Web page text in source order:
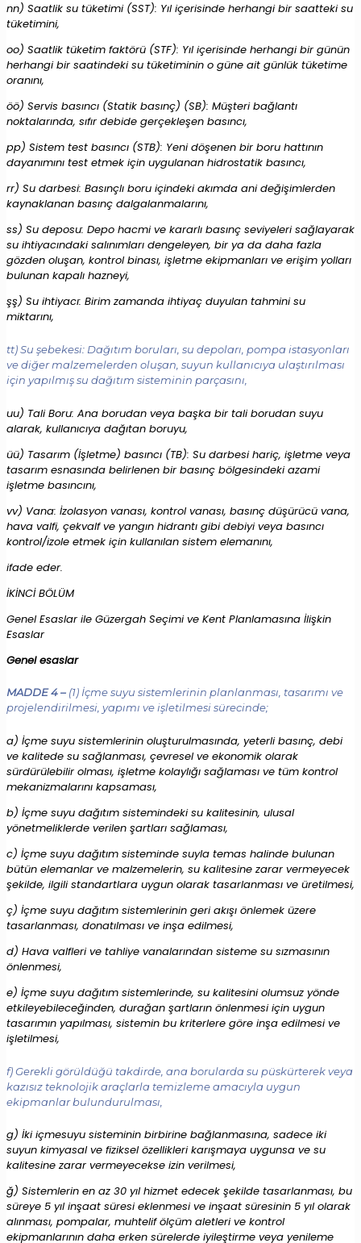
nn) Saatlik su tüketimi (SST): Yıl içerisinde herhangi bir saatteki su
tüketimini,
oo) Saatlik tüketim faktörü (STF): Yıl içerisinde herhangi bir günün
herhangi bir saatindeki su tüketiminin o güne ait günlük tüketime
oranını,
öö) Servis basıncı (Statik basınç) (SB): Müşteri bağlantı
noktalarında, sıfır debide gerçekleşen basıncı,
pp) Sistem test basıncı (STB): Yeni döşenen bir boru hattının
dayanımını test etmek için uygulanan hidrostatik basıncı,
rr) Su darbesi: Basınçlı boru içindeki akımda ani değişimlerden
kaynaklanan basınç dalgalanmalarını,
ss) Su deposu: Depo hacmi ve kararlı basınç seviyeleri sağlayarak
su ihtiyacındaki salınımları dengeleyen, bir ya da daha fazla
gözden oluşan, kontrol binası, işletme ekipmanları ve erişim yolları
bulunan kapalı hazneyi,
şş) Su ihtiyacı: Birim zamanda ihtiyaç duyulan tahmini su
miktarını,
tt) Su şebekesi: Dağıtım boruları, su depoları, pompa istasyonları
ve diğer malzemelerden oluşan, suyun kullanıcıya ulaştırılması
için yapılmış su dağıtım sisteminin parçasını,
uu) Tali Boru: Ana borudan veya başka bir tali borudan suyu
alarak, kullanıcıya dağıtan boruyu,
üü) Tasarım (İşletme) basıncı (TB): Su darbesi hariç, işletme veya
tasarım esnasında belirlenen bir basınç bölgesindeki azami
işletme basıncını,
vv) Vana: İzolasyon vanası, kontrol vanası, basınç düşürücü vana,
hava valfi, çekvalf ve yangın hidrantı gibi debiyi veya basıncı
kontrol/izole etmek için kullanılan sistem elemanını,
ifade eder.
İKİNCİ BÖLÜM
Genel Esaslar ile Güzergah Seçimi ve Kent Planlamasına İlişkin
Esaslar
Genel esaslar
MADDE 4 – (1) İçme suyu sistemlerinin planlanması, tasarımı ve
projelendirilmesi, yapımı ve işletilmesi sürecinde;
a) İçme suyu sistemlerinin oluşturulmasında, yeterli basınç, debi
ve kalitede su sağlanması, çevresel ve ekonomik olarak
sürdürülebilir olması, işletme kolaylığı sağlaması ve tüm kontrol
mekanizmalarını kapsaması,
b) İçme suyu dağıtım sistemindeki su kalitesinin, ulusal
yönetmeliklerde verilen şartları sağlaması,
c) İçme suyu dağıtım sisteminde suyla temas halinde bulunan
bütün elemanlar ve malzemelerin, su kalitesine zarar vermeyecek
şekilde, ilgili standartlara uygun olarak tasarlanması ve üretilmesi,
ç) İçme suyu dağıtım sistemlerinin geri akışı önlemek üzere
tasarlanması, donatılması ve inşa edilmesi,
d) Hava valfleri ve tahliye vanalarından sisteme su sızmasının
önlenmesi,
e) İçme suyu dağıtım sistemlerinde, su kalitesini olumsuz yönde
etkileyebileceğinden, durağan şartların önlenmesi için uygun
tasarımın yapılması, sistemin bu kriterlere göre inşa edilmesi ve
işletilmesi,
f) Gerekli görüldüğü takdirde, ana borularda su püskürterek veya
kazısız teknolojik araçlarla temizleme amacıyla uygun
ekipmanlar bulundurulması,
g) İki içmesuyu sisteminin birbirine bağlanmasına, sadece iki
suyun kimyasal ve fiziksel özellikleri karışmaya uygunsa ve su
kalitesine zarar vermeyecekse izin verilmesi,
ğ) Sistemlerin en az 30 yıl hizmet edecek şekilde tasarlanması, bu
süreye 5 yıl inşaat süresi eklenmesi ve inşaat süresinin 5 yıl olarak
alınması, pompalar, muhtelif ölçüm aletleri ve kontrol
ekipmanlarının daha erken sürelerde iyileştirme veya yenileme